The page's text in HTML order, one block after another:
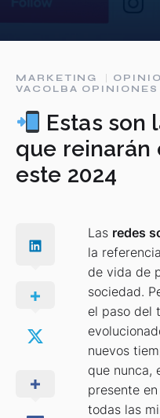
MARKETING
VACOLBA OPINIONES
Estas son
que reinarán
este 2024
Las redes
la
de vida de
sociedad.
el paso del
nuevos
que nunca,
presente
todas las